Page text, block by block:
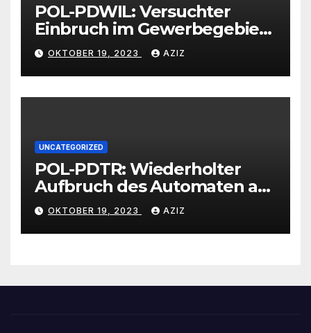
POL-PDWIL: Versuchter
Einbruch im Gewerbegebiet
Wittlich
OKTOBER 19, 2023 AZIZ
UNCATEGORIZED
POL-PDTR: Wiederholter
Aufbruch des Automaten am
Wohnmobilstellplatz in
Hermeskeil am Labachweg
OKTOBER 19, 2023 AZIZ